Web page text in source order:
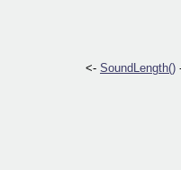
<- SoundLength()